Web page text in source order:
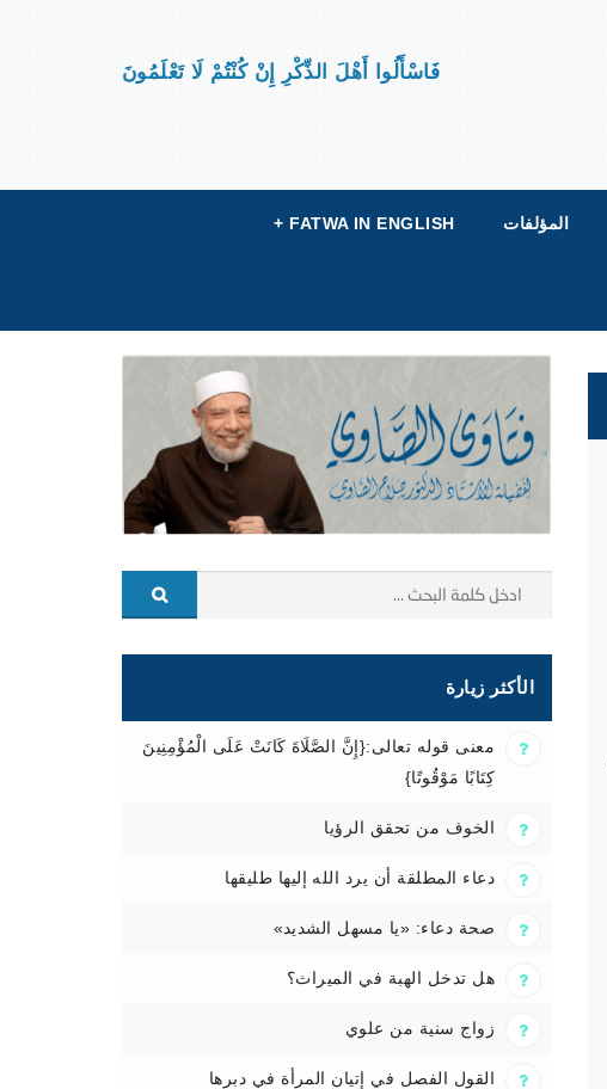
فَاسْأَلُوا أَهْلَ الذِّكْرِ إِنْ كُنْتُمْ لَا تَعْلَمُونَ
المؤلفات FATWA IN ENGLISH
+
الأكثر زيارة
معنى قوله تعالى:{إِنَّ الصَّلَاةَ كَانَتْ عَلَى الْمُؤْمِنِينَ
كِتَابًا مَوْقُوتًا}
الخوف من تحقق الرؤيا
دعاء المطلقة أن يرد الله إليها طليقها
صحة دعاء: «يا مسهل الشديد»
هل تدخل الهبة في الميراث؟
زواج سنية من علوي
القول الفصل في إتيان المرأة في دبرها